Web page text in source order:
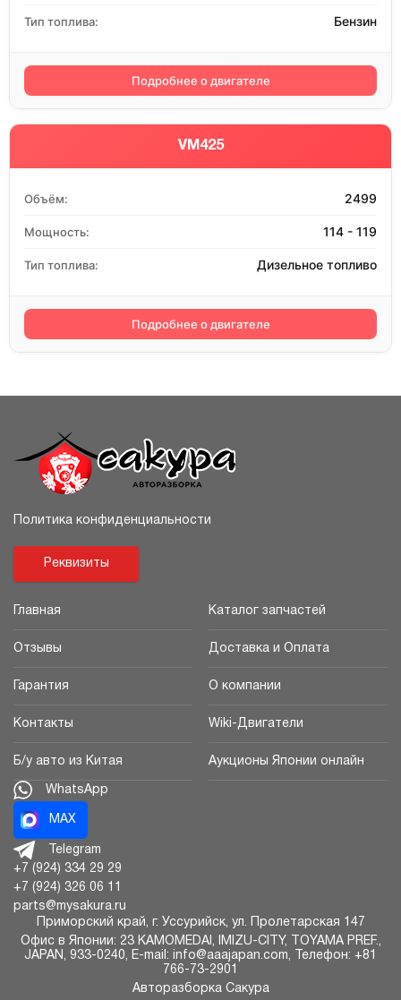
Тип топлива: Бензин
Подробнее о двигателе
VM425
Объём: 2499
Мощность: 114 - 119
Тип топлива: Дизельное топливо
Подробнее о двигателе
Политика конфиденциальности
Реквизиты
Главная Каталог запчастей
Отзывы Доставка и Оплата
Гарантия О компании
Контакты Wiki-Двигатели
Б/у авто из Китая Аукционы Японии онлайн
WhatsApp
MAX
Telegram
+7 (924) 334 29 29
+7 (924) 326 06 11
parts@mysakura.ru
Приморский край, г. Уссурийск, ул. Пролетарская 147
Офис в Японии: 23 KAMOMEDAI, IMIZU-CITY, TOYAMA PREF.,
JAPAN, 933-0240, E-mail: info@aaajapan.com, Телефон: +81
766-73-2901
Авторазборка Сакура